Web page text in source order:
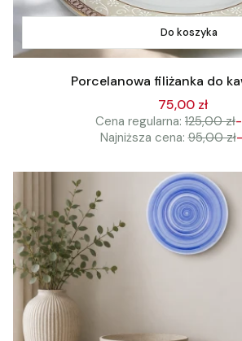
Do koszyka
Porcelanowa filiżanka do
75,00 zł
Cena regularna: 125,00 zł
Najniższa cena: 95,00 zł